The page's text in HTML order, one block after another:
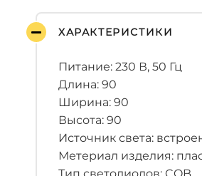
ХАРАКТЕРИСТИКИ
Питание: 230 В, 50 Гц
Длина: 90
Ширина: 90
Высота: 90
Источник света:
Метериал изделия: